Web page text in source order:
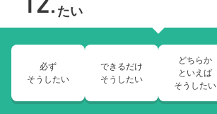
たい
必ず
そうしたい
できるだけ
そうしたい
どちらか
といえば
そうしたい